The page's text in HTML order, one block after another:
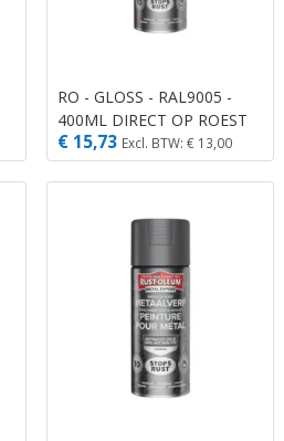
RO - GLOSS - RAL9005 -
400ML DIRECT OP ROEST
€ 15,73 Excl. BTW: € 13,00